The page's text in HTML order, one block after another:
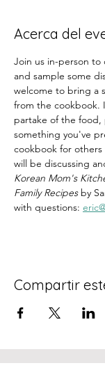
Acerca del
Join us in-person to
and sample some
welcome to bring a
from the cookbook.
partake of the food,
something you've
cookbook for
will be discussing
Korean Mom's
Family Recipes by
with questions:
Compartir